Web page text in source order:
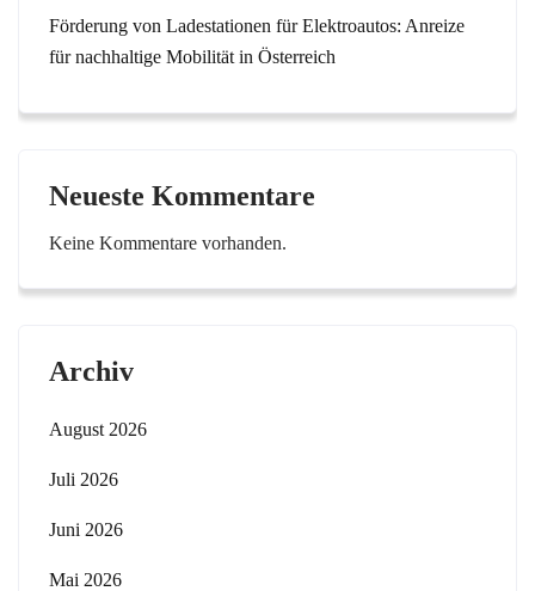
Förderung von Ladestationen für Elektroautos: Anreize
für nachhaltige Mobilität in Österreich
Neueste Kommentare
Keine Kommentare vorhanden.
Archiv
August 2026
Juli 2026
Juni 2026
Mai 2026